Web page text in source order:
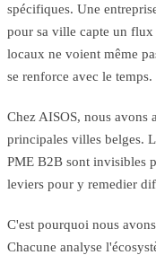
spécifiques. Une
pour sa ville capte un flux
locaux ne voient même
se renforce avec le temps.
Chez AISOS, nous avons
principales villes belges.
PME B2B sont invisibles
leviers pour y remedier
C'est pourquoi nous
Chacune analyse